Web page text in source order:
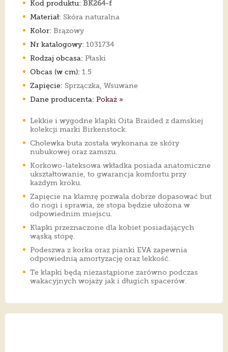
Kod produktu: BK264-f
Materiał: Skóra naturalna
Kolor: Brązowy
Nr katalogowy: 1031734
Rodzaj obcasa: Płaski
Obcas (w cm): 1.5
Zapięcie: Sprzączka, Wsuwane
Dane producenta: Pokaż »
Lekkie i wygodne klapki Oita Braided z damskiej
kolekcji marki Birkenstock.
Cholewka buta została wykonana ze skóry
nubukowej oraz zamszu.
Korkowo-lateksowa wkładka posiada anatomiczne
ukształtowanie, to gwarancja komfortu przy
każdym kroku.
Zapięcie na klamrę pozwala dobrze dopasować but
do nogi i sprawia, że stopa będzie ułożona w
odpowiednim miejscu.
Klapki przeznaczone dla kobiet posiadających
wąską stopę.
Podeszwa z korka oraz pianki EVA zapewnia
odpowiednią amortyzację oraz lekkość.
Te klapki będą niezastąpione zarówno podczas
wakacyjnych wojaży jak i długich spacerów.